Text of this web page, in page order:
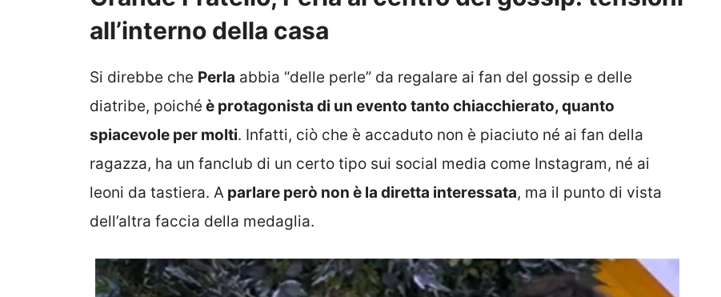
all’interno della casa
Si direbbe che Perla abbia “delle perle” da regalare ai fan del gossip e delle
diatribe, poiché è protagonista di un evento tanto chiacchierato, quanto
spiacevole per molti. Infatti, ciò che è accaduto non è piaciuto né ai fan della
ragazza, ha un fanclub di un certo tipo sui social media come Instagram, né ai
leoni da tastiera. A parlare però non è la diretta interessata, ma il punto di vista
dell’altra faccia della medaglia.